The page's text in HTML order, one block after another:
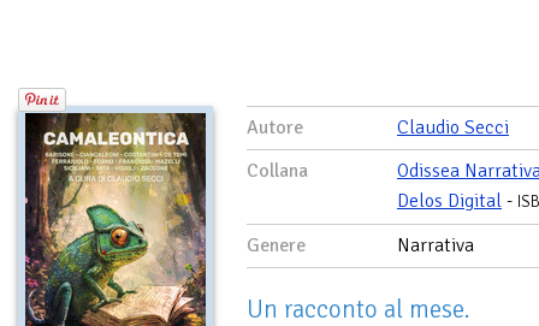
Autore
Claudio Secci
Collana
Odissea
Delos Digital -
Genere Narrativa
Un racconto al mese.